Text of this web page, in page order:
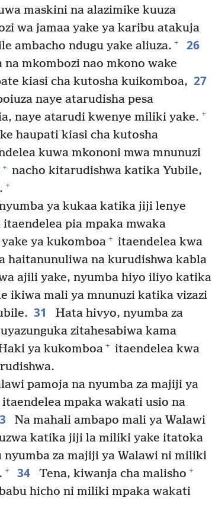
maskini na alazimike kuuza
wa jamaa yake ya karibu atakuja
ambacho ndugu yake aliuza. + 26
mkombozi nao mkono wake
kiasi cha kutosha kuikomboa, 27
naye atarudisha pesa
naye atarudi kwenye miliki yake. +
haupati kiasi cha kutosha
kuwa mkononi mwa mnunuzi
+ nacho kitarudishwa katika Yubile,
+
ya kukaa katika jiji lenye
pia mpaka mwaka
ya kukomboa + itaendelea kwa
haitanunuliwa na kurudishwa kabla
ajili yake, nyumba hiyo iliyo katika
ikiwa mali ya mnunuzi katika vizazi
31
Hata hivyo, nyumba za
zitahesabiwa kama
ya kukomboa + itaendelea kwa
pamoja na nyumba za majiji ya
mpaka wakati usio na
Na mahali ambapo mali ya Walawi
katika jiji la miliki yake itatoka
nyumba za majiji ya Walawi ni miliki
+ 34 Tena, kiwanja cha malisho +
hicho ni miliki mpaka wakati